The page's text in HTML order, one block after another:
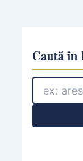
Caută în